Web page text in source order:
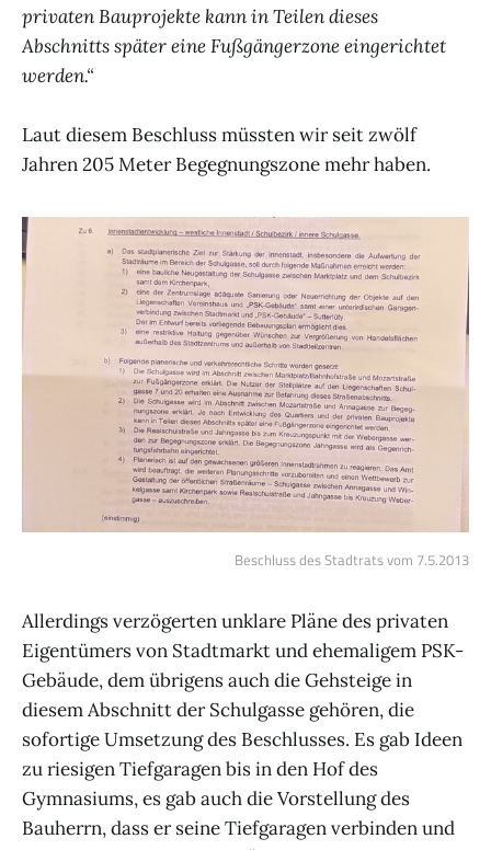
privaten Bauprojekte kann in Teilen dieses
Abschnitts später eine Fußgängerzone eingerichtet
werden.“
Laut diesem Beschluss müssten wir seit zwölf
Jahren 205 Meter Begegnungszone mehr haben.
Beschluss des Stadtrats vom 7.5.2013
Allerdings verzögerten unklare Pläne des privaten
Eigentümers von Stadtmarkt und ehemaligem PSK-
Gebäude, dem übrigens auch die Gehsteige in
diesem Abschnitt der Schulgasse gehören, die
sofortige Umsetzung des Beschlusses. Es gab Ideen
zu riesigen Tiefgaragen bis in den Hof des
Gymnasiums, es gab auch die Vorstellung des
Bauherrn, dass er seine Tiefgaragen verbinden und